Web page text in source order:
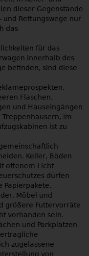
dieser Gegenstände
Rettungswege nur
das
für das
innerhalb des
befinden, sind diese
Flaschen,
und Hauseingängen
im
ist zu
Keller, Böden
offenem Licht
dürfen
Papierpakete,
Möbel und
größere Futtervorräte
vorhanden sein.
und Parkplätzen
zugelassene
von